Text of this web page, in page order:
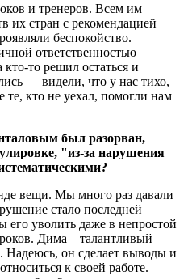
и тренеров. Всем им
их стран с рекомендацией
беспокойство.
ответственностью
то решил остаться и
— видели, что у нас тихо,
те, кто не уехал, помогли нам
был разорван,
"из-за нарушения
вещи. Мы много раз давали
стало последней
уволить даже в непростой
Дима – талантливый
Надеюсь, он сделает выводы и
к своей работе.